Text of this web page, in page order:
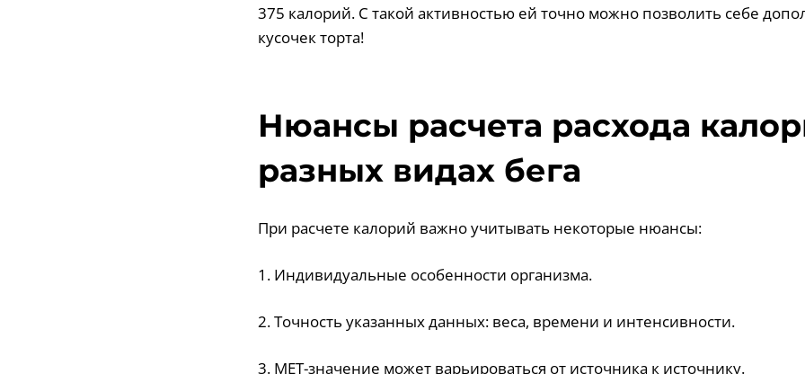
375 калорий. С такой активностью ей точно можно позволить себе
кусочек торта!
Нюансы расчета расхода
разных видах бега
При расчете калорий важно учитывать некоторые нюансы:
1. Индивидуальные особенности организма.
2. Точность указанных данных: веса, времени и интенсивности.
3. МЕТ-значение может варьироваться от источника к источнику.